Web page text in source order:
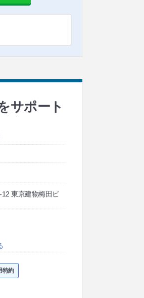
サポート
東京建物梅田ビ
特約